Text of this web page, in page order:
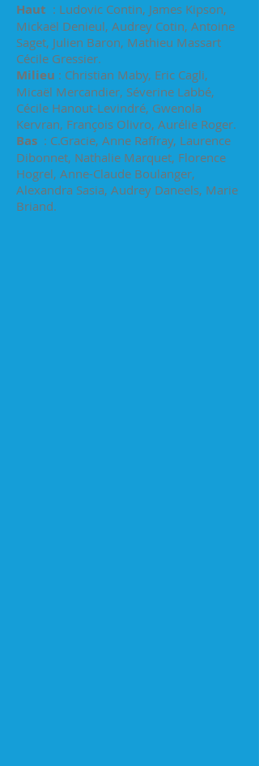
Haut : Ludovic Contin, James Kipson,
Mickaël Denieul, Audrey Cotin, Antoine
Saget, Julien Baron, Mathieu Massart
Cécile Gressier.
Milieu : Christian Maby, Eric Cagli,
Micaël Mercandier, Séverine Labbé,
Cécile Hanout-Levindré, Gwenola
Kervran, François Olivro, Aurélie Roger.
Bas : C.Gracie, Anne Raffray, Laurence
Dibonnet, Nathalie Marquet, Florence
Hogrel, Anne-Claude Boulanger,
Alexandra Sasia, Audrey Daneels, Marie
Briand.